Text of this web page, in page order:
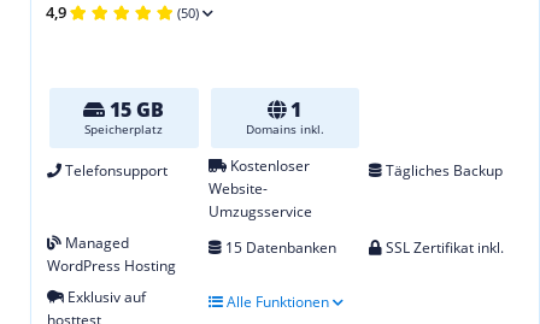
4,9 (50)
15 GB
Speicherplatz
1
Domains inkl.
Telefonsupport
Kostenloser
Website-
Umzugsservice
Tägliches Backup
Managed
WordPress Hosting
15 Datenbanken SSL Zertifikat inkl.
Exklusiv auf
Alle Funktionen